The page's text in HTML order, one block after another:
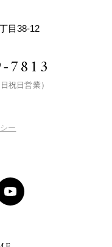
目38-12
7813
祝日営業）
ー